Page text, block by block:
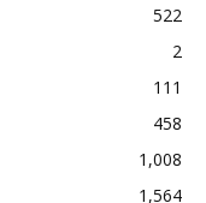
522
2
111
458
1,008
1,564